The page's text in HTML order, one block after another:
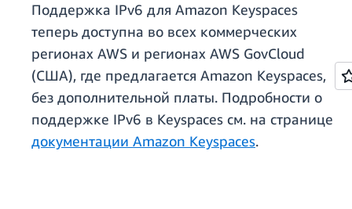
Поддержка IPv6 для Amazon Keyspaces
теперь доступна во всех коммерческих
регионах AWS и регионах AWS GovCloud
(США), где предлагается Amazon Keyspaces,
без дополнительной платы. Подробности о
поддержке IPv6 в Keyspaces см. на странице
документации Amazon Keyspaces.